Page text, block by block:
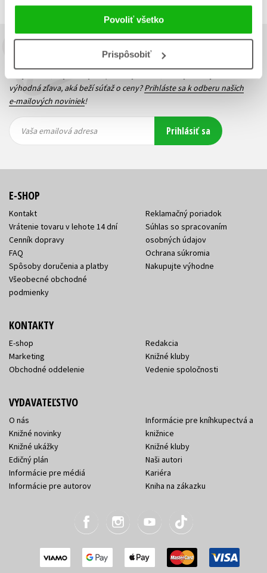
Povoliť všetko
Prispôsobiť
Budete to vedieť ako prvý!
výhodná zľava, aká beží súťaž o ceny?Prihláste sa k odberu našich
e-mailových noviniek!
emailová
emailová
Vaša emailová adresa Prihlásiť sa
E-SHOP
Kontakt
Vrátenie tovaru v lehote 14 dní
Cenník dopravy
FAQ
Spôsoby doručenia a platby
Všeobecné obchodné
podmienky
Reklamačný poriadok
Súhlas so spracovaním
osobných údajov
Ochrana súkromia
Nakupujte výhodne
KONTAKTY
E-shop
Marketing
Obchodné oddelenie
Redakcia
Knižné kluby
Vedenie spoločnosti
VYDAVATEĽSTVO
O nás
Knižné novinky
Knižné ukážky
Edičný plán
Informácie pre médiá
Informácie pre autorov
Informácie pre kníhkupectvá a
knižnice
Knižné kluby
Naši autori
Kariéra
Kniha na zákazku